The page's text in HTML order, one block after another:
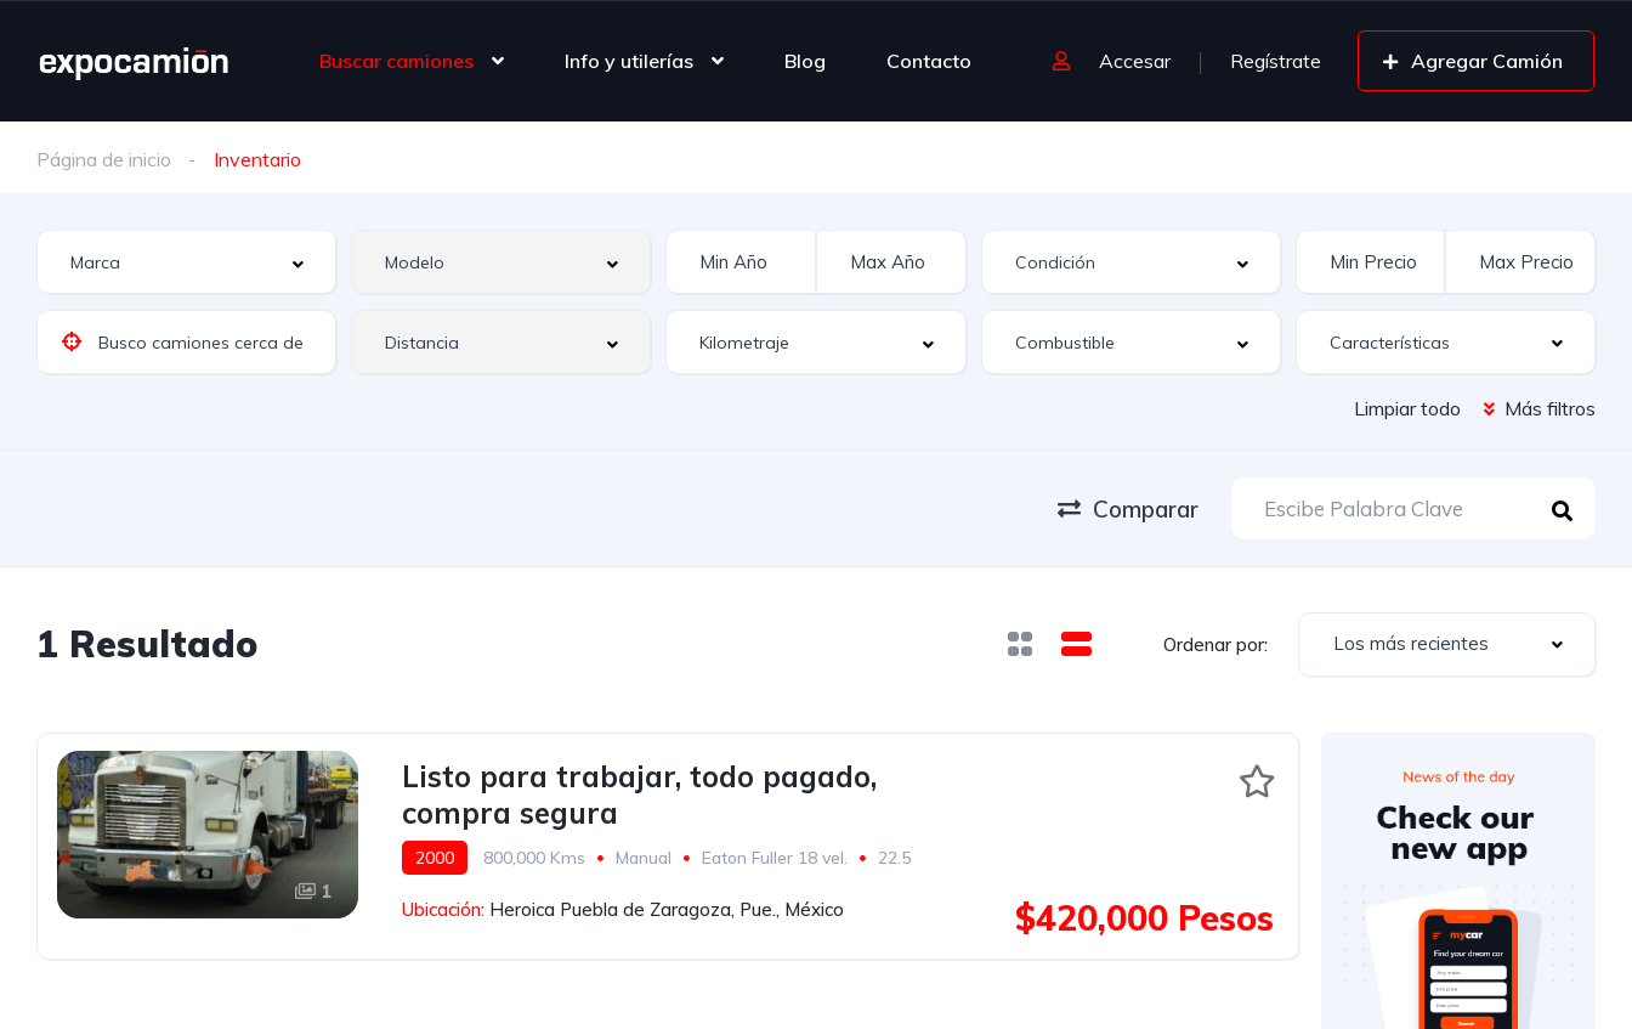
Buscar camiones Info y utilerías Blog Contacto Accesar Regístrate Agregar Camión
Página de inicio Inventario
Características
Limpiar todo Más filtros
Comparar
1 Resultado Ordenar por: Los más recientes
1
Listo para trabajar, todo pagado,
compra segura
2000 800,000 Kms Manual Eaton Fuller 18 vel.
22.5
Ubicación: Heroica Puebla de Zaragoza, Pue., México $420,000 Pesos